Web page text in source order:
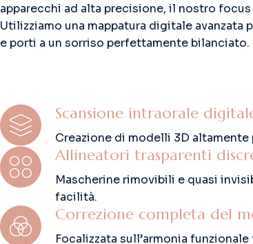
apparecchi ad alta precisione, il nostro
Utilizziamo una mappatura digitale
e porti a un sorriso perfettamente bilanciato.
Scansione intraorale
Creazione di modelli 3D
Allineatori trasparenti
Mascherine rimovibili e quasi
facilità.
Correzione completa del
Focalizzata sull’armonia